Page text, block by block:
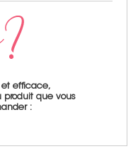
et efficace,
produit que vous
: